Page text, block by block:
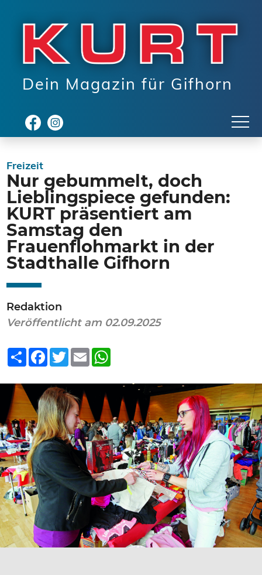
Dein Magazin für Gifhorn
Freizeit
Nur gebummelt, doch
Lieblingspiece gefunden:
KURT präsentiert am
Samstag den
Frauenflohmarkt in der
Stadthalle Gifhorn
Redaktion
Veröffentlicht am 02.09.2025
TeilenFacebook
Twitter
EmailWhatsApp